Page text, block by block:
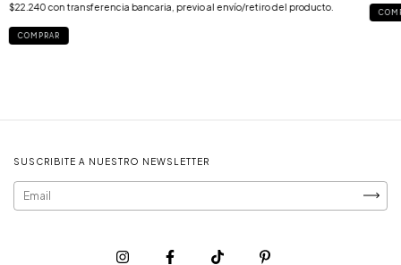
$22.240con transferencia bancaria, previo al envío/retiro del producto.
COMPRAR
SUSCRIBITE A NUESTRO NEWSLETTER